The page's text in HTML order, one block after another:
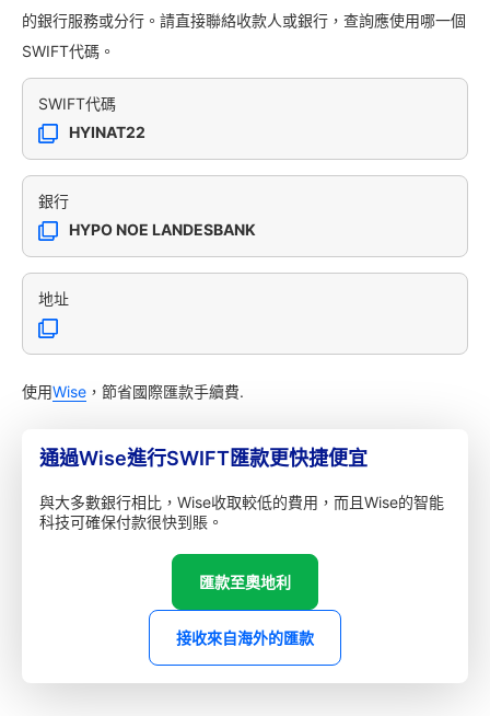
的銀行服務或分行。請直接聯絡收款人或銀行，查詢應使用哪一個
SWIFT代碼。
SWIFT代碼
HYINAT22
銀行
HYPO NOE LANDESBANK
地址
使用Wise ，節省國際匯款手續費.
通過Wise進行SWIFT匯款更快捷便宜
與大多數銀行相比，Wise收取較低的費用，而且Wise的智能
科技可確保付款很快到賬。
匯款至奧地利
接收來自海外的匯款